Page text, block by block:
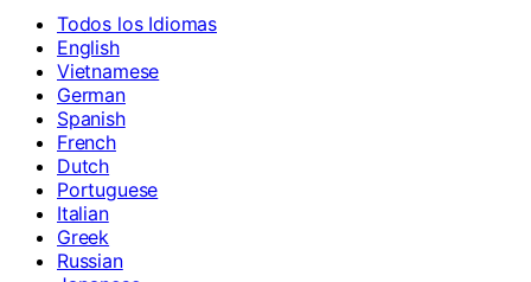
Todos los Idiomas
English
Vietnamese
German
Spanish
French
Dutch
Portuguese
Italian
Greek
Russian